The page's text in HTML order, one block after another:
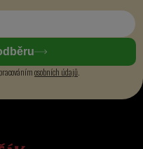
osobních údajů